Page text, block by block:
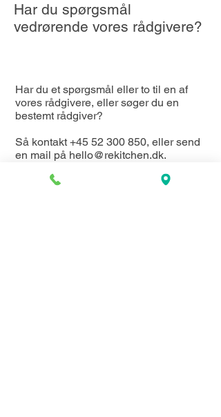
Har du spørgsmål
vedrørende vores rådgivere?
Har du et spørgsmål eller to til en af
vores rådgivere, eller søger du en
bestemt rådgiver?
Så kontakt +45 52 300 850, eller send
en mail på hello@rekitchen.dk.
Vi sidder klar på telefonen og